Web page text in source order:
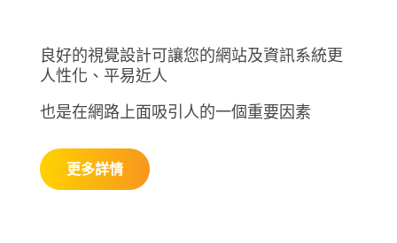
良好的視覺設計可讓您的網站及資訊系統更
人性化、平易近人
也是在網路上面吸引人的一個重要因素
更多詳情